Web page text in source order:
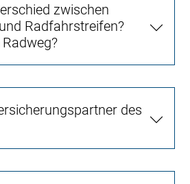
zwischen
Radfahrstreifen?
des